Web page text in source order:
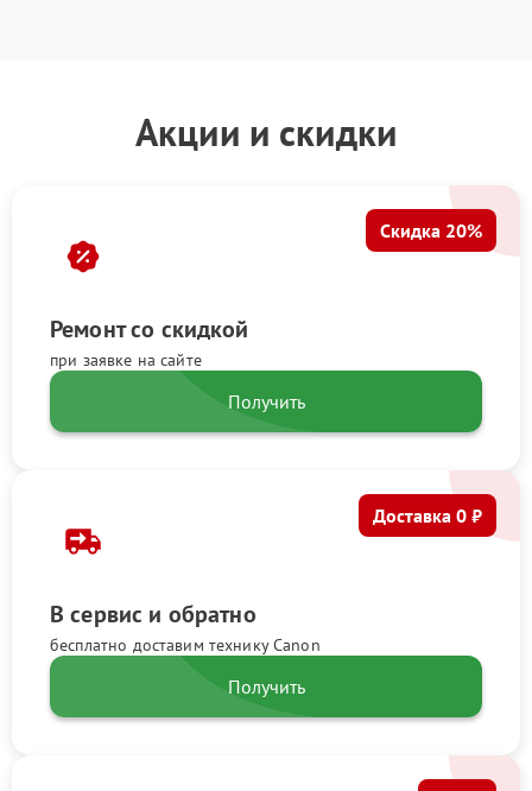
Акции и скидки
Ремонт со скидкой
при заявке на сайте
Скидка 20%
Получить
В сервис и обратно
бесплатно доставим технику Canon
Доставка 0 ₽
Получить